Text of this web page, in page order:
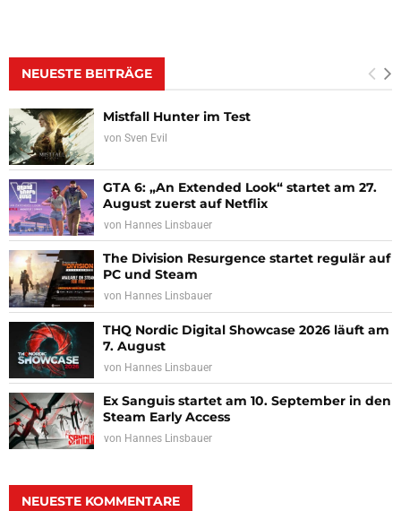
NEUESTE BEITRÄGE
Mistfall Hunter im Test
von Sven Evil
GTA 6: „An Extended Look“ startet am 27.
August zuerst auf Netflix
von Hannes Linsbauer
The Division Resurgence startet regulär auf
PC und Steam
von Hannes Linsbauer
THQ Nordic Digital Showcase 2026 läuft am
7. August
von Hannes Linsbauer
Ex Sanguis startet am 10. September in den
Steam Early Access
von Hannes Linsbauer
NEUESTE KOMMENTARE